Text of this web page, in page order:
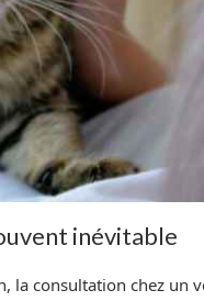
inévitable
la consultation chez un